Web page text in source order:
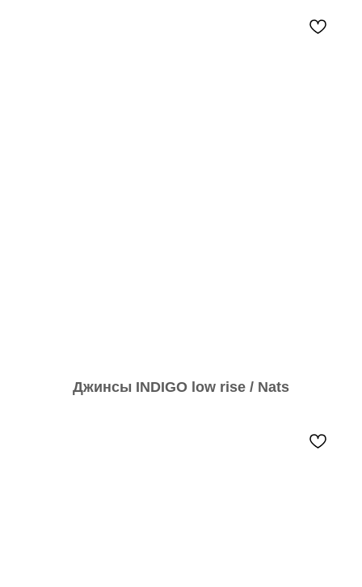
Джинсы INDIGO low rise / Nats